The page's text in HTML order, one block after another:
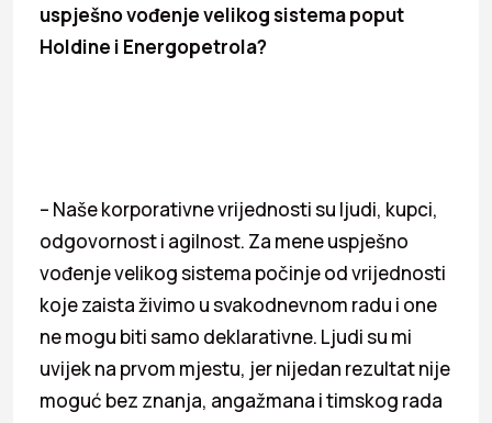
uspješno vođenje velikog sistema poput
Holdine i Energopetrola?
– Naše korporativne vrijednosti su ljudi, kupci,
odgovornost i agilnost. Za mene uspješno
vođenje velikog sistema počinje od vrijednosti
koje zaista živimo u svakodnevnom radu i one
ne mogu biti samo deklarativne. Ljudi su mi
uvijek na prvom mjestu, jer nijedan rezultat nije
moguć bez znanja, angažmana i timskog rada